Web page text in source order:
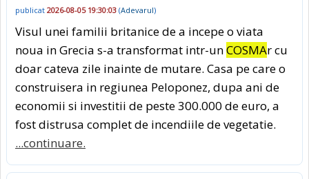
publicat 2026-08-05 19:30:03 (Adevarul)
Visul unei familii britanice de a incepe o viata
noua in Grecia s-a transformat intr-unCOSMAr cu
doar cateva zile inainte de mutare. Casa pe care o
construisera in regiunea Peloponez, dupa ani de
economii si investitii de peste 300.000 de euro, a
fost distrusa complet de incendiile de vegetatie.
...continuare.